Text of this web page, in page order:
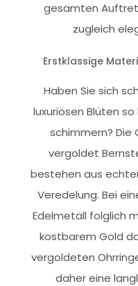
gesamten
zugleich
Erstklassige
Haben Sie sich
luxuriösen Blüten
schimmern? Die
vergoldet
bestehen aus
Veredelung. Bei
Edelmetall folglich
kostbarem Gold
vergoldeten
daher eine